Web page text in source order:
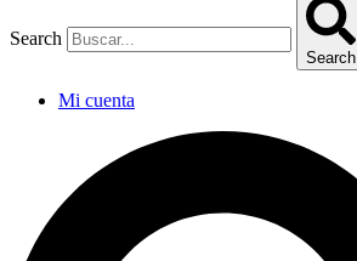
Search
Search
Mi cuenta